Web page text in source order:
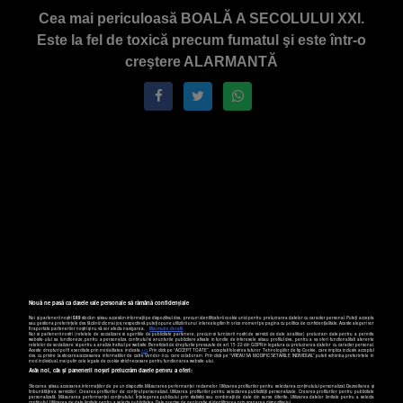
Cea mai periculoasă BOALĂ A SECOLULUI XXI.
Este la fel de toxică precum fumatul şi este într-o
creştere ALARMANTĂ
Nouă ne pasă ca datele tale personale să rămână confidențiale
Noi și partenerii noștri589stocăm și/sau accesăm informații pe dispozitivul dvs., precum identificatorii cookie unici pentru prelucrarea datelor cu caracter personal. Puteți accepta
sau gestiona preferințele dvs. făcând clic mai jos, respectiv vă puteți opune utilizării unui interes legitim în orice moment pe pagina cu politica de confidențialitate. Aceste alegeri vor
fi raportate partenerilor noștri și nu vă vor afecta navigarea.
Mai multe detalii
Noi si partenerii nostri (retelele de socializare si agentiile de publicitate partenere, precum si furnizorii nostri de servicii de date analitice) prelucram date pentru a permite
website-ului sa functioneze, pentru a personaliza continutul si anunturile publicitare afisate in functie de interesele si/sau profilul dvs., pentru a va oferi functionalitati aferente
retelelor de socializare si pentru a analiza traficul pe website. Beneficiati de drepturile prevazute de art. 15-22 din GDPR in legatura cu prelucrarea datelor cu caracter personal.
Aceste drepturi pot fi exercitate prin modalitatea indicataaici. Prin click pe “ACCEPT TOATE”, acceptati folosirea tuturor Tehnologiilor de tip Cookie, care implica inclusiv acceptul
dvs. cu privire la stocarea/accesarea informatiilor de catre Vendor-ii cu care colaboram. Prin click pe “VREAU SA MODIFIC SETARILE INDIVIDUAL” puteti schimba preferintele in
mod individual, mai putin cele legate de cookie strict necesare pentru functionarea website-ului.
Atât noi, cât și partenerii noștri prelucrăm datele pentru a oferi:
Stocarea și/sau accesarea informațiilor de pe un dispozitiv. Măsurarea performanței reclamelor. Utilizarea profilurilor pentru selectarea conținutului personalizat. Dezvoltarea și
îmbunătățirea serviciilor. Crearea profilurilor de conținut personalizat. Utilizarea profilurilor pentru selectarea publicității personalizate. Crearea profilurilor pentru publicitate
personalizată. Măsurarea performanței conținutului. Înțelegerea publicului prin statistici sau combinații de date din surse diferite. Utilizarea datelor limitate pentru a selecta